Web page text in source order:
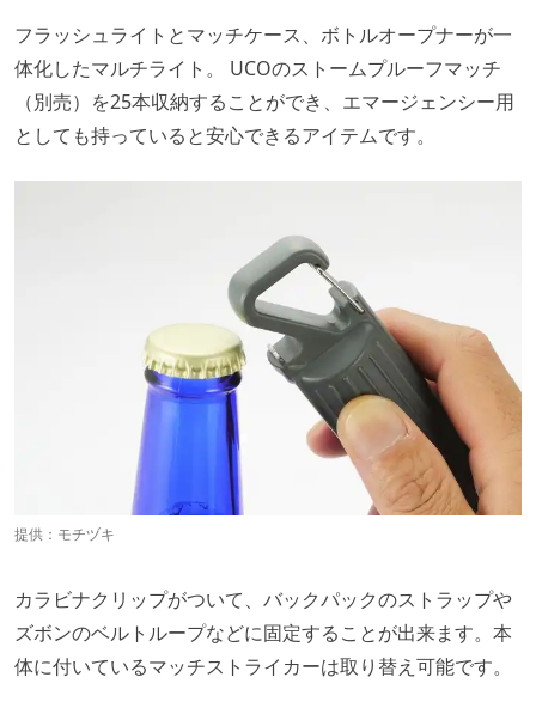
フラッシュライトとマッチケース、ボトルオープナーが一
体化したマルチライト。 UCOのストームプルーフマッチ
（別売）を25本収納することができ、エマージェンシー用
としても持っていると安心できるアイテムです。
提供： モチヅキ
カラビナクリップがついて、バックパックのストラップや
ズボンのベルトループなどに固定することが出来ます。本
体に付いているマッチストライカーは取り替え可能です。